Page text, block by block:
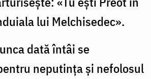
lui Melchisedec».
dată întâi se
neputinţa şi nefolosul